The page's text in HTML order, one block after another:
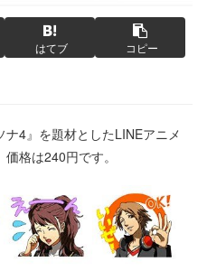
はてブ コピー
4』を題材としたLINEアニメ
格は240円です。